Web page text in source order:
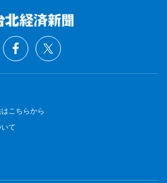
こちらから
て